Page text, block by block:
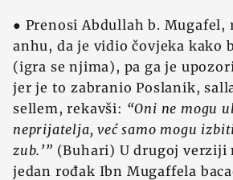
● Prenosi Abdullah b. Mugafel,
anhu, da je vidio čovjeka kako
(igra se njima), pa ga je
jer je to zabranio Poslanik,
sellem, rekavši: “Oni ne mogu
neprijatelja, već samo mogu
zub.’” (Buhari) U drugoj verziji
jedan rođak Ibn Mugaffela